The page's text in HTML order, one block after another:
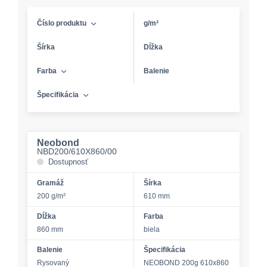
Číslo produktu g/m²
Šírka Dĺžka
Farba Balenie
Špecifikácia
Neobond
NBD200/610X860/00
Dostupnosť
Gramáž
200 g/m²
Šírka
610 mm
Dĺžka
860 mm
Farba
biela
Balenie
Rysovaný
Špecifikácia
NEOBOND 200g 610x860